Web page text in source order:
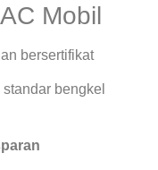
Mobil
bersertifikat
bengkel